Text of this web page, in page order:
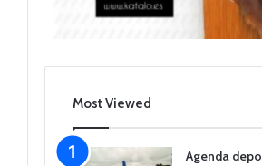
Most Viewed
Agenda